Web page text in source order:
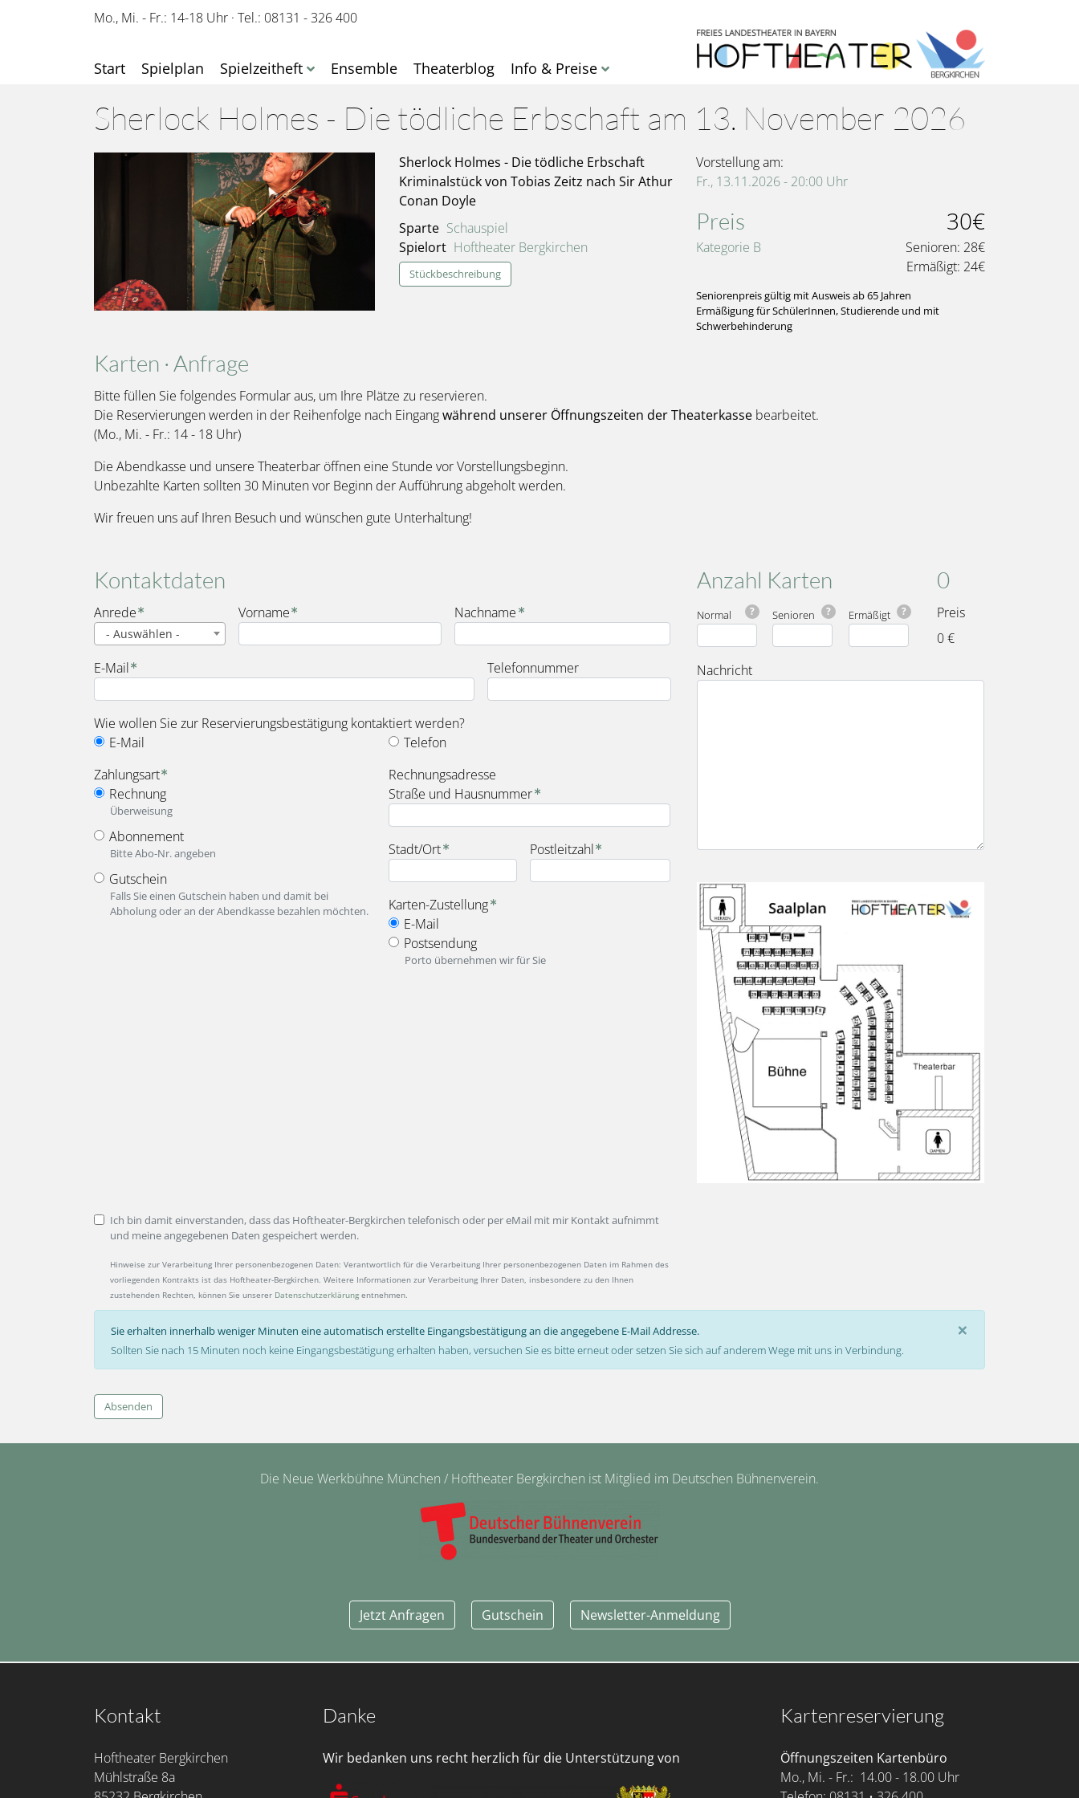
Mo., Mi. - Fr.: 14-18 Uhr · Tel.: 08131 - 326 400
Start Spielplan Spielzeitheft Ensemble Theaterblog Info & Preise
Sherlock Holmes - Die tödliche Erbschaft am 13. November 2026
Sherlock Holmes - Die tödliche Erbschaft
Kriminalstück von Tobias Zeitz nach Sir Athur
Conan Doyle
Sparte Schauspiel
Spielort Hoftheater Bergkirchen
Stückbeschreibung
Vorstellung am:
Fr., 13.11.2026 - 20:00 Uhr
Preis
Kategorie B
30€
Senioren: 28€
Ermäßigt: 24€
Seniorenpreis gültig mit Ausweis ab 65 Jahren
Ermäßigung für SchülerInnen, Studierende und mit
Schwerbehinderung
Karten · Anfrage
Bitte füllen Sie folgendes Formular aus, um Ihre Plätze zu reservieren.
Die Reservierungen werden in der Reihenfolge nach Eingangwährend unserer Öffnungszeiten der Theaterkasse bearbeitet.
(Mo., Mi. - Fr.: 14 - 18 Uhr)
Die Abendkasse und unsere Theaterbar öffnen eine Stunde vor Vorstellungsbeginn.
Unbezahlte Karten sollten 30 Minuten vor Beginn der Aufführung abgeholt werden.
Wir freuen uns auf Ihren Besuch und wünschen gute Unterhaltung!
Kontaktdaten
Name
Anrede
- Auswählen -
Vorname Nachname
E-Mail Telefonnummer
Wie wollen Sie zur Reservierungsbestätigung kontaktiert werden?
E-Mail
Telefon
Zahlungsart
Rechnung
Überweisung
Abonnement
Bitte Abo-Nr. angeben
Gutschein
Falls Sie einen Gutschein haben und damit bei
Abholung oder an der Abendkasse bezahlen möchten.
fieldset_for_payment_options
Rechnungsadresse
Straße und Hausnummer
Stadt/Ort Postleitzahl
fieldset_for_delivery_options
Karten-Zustellung
E-Mail
Postsendung
Porto übernehmen wir für Sie
Anzahl Karten
?
Normal ?
Senioren ?
Ermäßigt
0
Preis
0 €
Nachricht
Bild
Ich bin damit einverstanden, dass das Hoftheater-Bergkirchen telefonisch oder per eMail mit mir Kontakt aufnimmt
und meine angegebenen Daten gespeichert werden.
Hinweise zur Verarbeitung Ihrer personenbezogenen Daten: Verantwortlich für die Verarbeitung Ihrer personenbezogenen Daten im Rahmen des
vorliegenden Kontrakts ist das Hoftheater-Bergkirchen. Weitere Informationen zur Verarbeitung Ihrer Daten, insbesondere zu den Ihnen
zustehenden Rechten, können Sie unserer Datenschutzerklärung entnehmen.
×
Sie erhalten innerhalb weniger Minuten eine automatisch erstellte Eingangsbestätigung an die angegebene E-Mail Addresse.
Sollten Sie nach 15 Minuten noch keine Eingangsbestätigung erhalten haben, versuchen Sie es bitte erneut oder setzen Sie sich auf anderem Wege mit uns in Verbindung.
Absenden
Die Neue Werkbühne München / Hoftheater Bergkirchen ist Mitglied im Deutschen Bühnenverein.
Jetzt Anfragen Gutschein Newsletter-Anmeldung
Kontakt
Hoftheater Bergkirchen
Mühlstraße 8a
Danke
Wir bedanken uns recht herzlich für die Unterstützung von
Kartenreservierung
Öffnungszeiten Kartenbüro
Mo., Mi. - Fr.: 14.00 - 18.00 Uhr